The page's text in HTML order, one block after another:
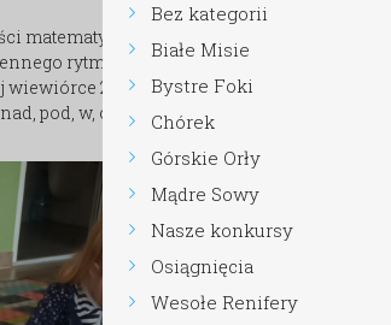
matematyczne – liczyliśmy
rytmu, karmiliśmy
2 orzechy”), z
pod, w, obok.
Bez kategorii
Białe Misie
Bystre Foki
Chórek
Górskie Orły
Mądre Sowy
Nasze konkursy
Osiągnięcia
Wesołe Renifery